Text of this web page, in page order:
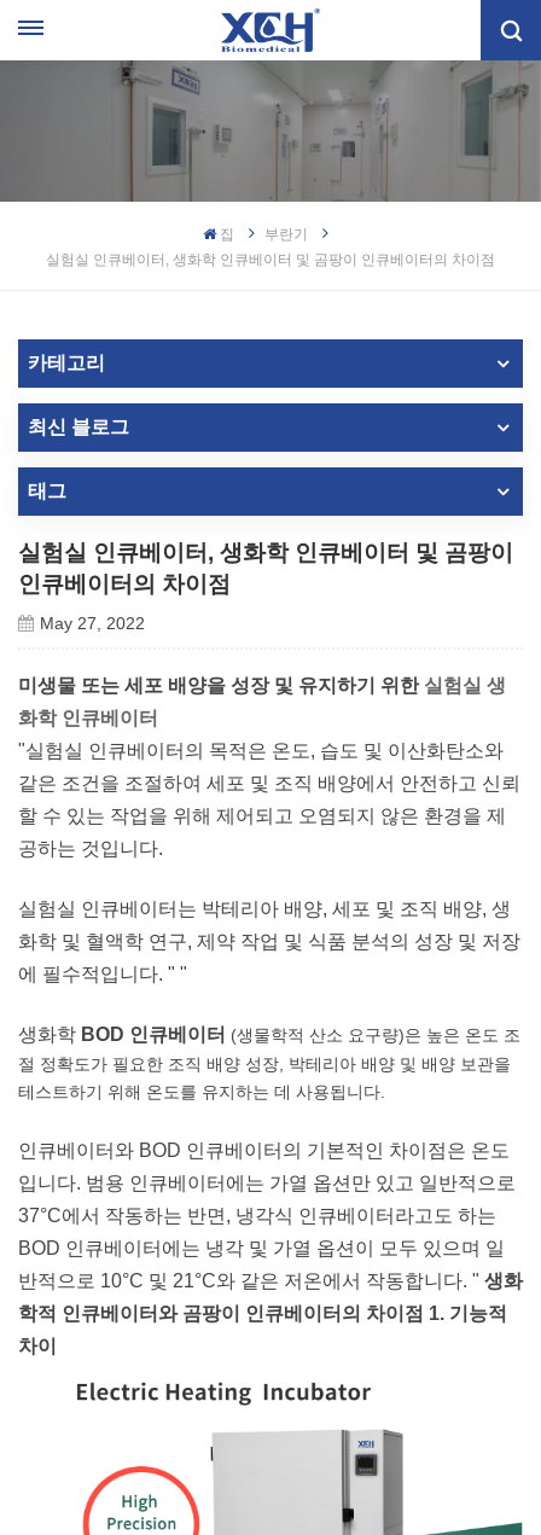
집
부란기
실험실 인큐베이터, 생화학 인큐베이터 및 곰팡이 인큐베이터의 차이점
카테고리
최신 블로그
태그
실험실 인큐베이터, 생화학 인큐베이터 및 곰팡이
인큐베이터의 차이점
May 27, 2022
미생물 또는 세포 배양을 성장 및 유지하기 위한 실험실 생
화학 인큐베이터
"실험실 인큐베이터의 목적은 온도, 습도 및 이산화탄소와
같은 조건을 조절하여 세포 및 조직 배양에서 안전하고 신뢰
할 수 있는 작업을 위해 제어되고 오염되지 않은 환경을 제
공하는 것입니다.
실험실 인큐베이터는 박테리아 배양, 세포 및 조직 배양, 생
화학 및 혈액학 연구, 제약 작업 및 식품 분석의 성장 및 저장
에 필수적입니다. " "
생화학 BOD 인큐베이터 (생물학적 산소 요구량)은 높은 온도 조
절 정확도가 필요한 조직 배양 성장, 박테리아 배양 및 배양 보관을
테스트하기 위해 온도를 유지하는 데 사용됩니다.
인큐베이터와 BOD 인큐베이터의 기본적인 차이점은 온도
입니다. 범용 인큐베이터에는 가열 옵션만 있고 일반적으로
37°C에서 작동하는 반면, 냉각식 인큐베이터라고도 하는
BOD 인큐베이터에는 냉각 및 가열 옵션이 모두 있으며 일
반적으로 10°C 및 21°C와 같은 저온에서 작동합니다. " 생화
학적 인큐베이터와 곰팡이 인큐베이터의 차이점 1. 기능적
차이